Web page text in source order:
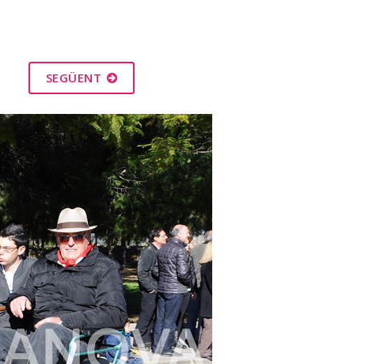
SEGÜENT